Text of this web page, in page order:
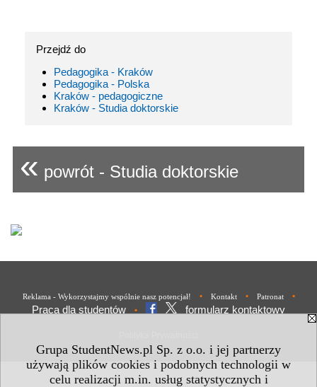
Grupa StudentNews.pl Sp. z o.o. i jej partnerzy
używają plików cookies i podobnych technologii w
celu realizacji m.in. usług statystycznych i
Przejdź do
Pedagogika - Kraków
Pedagogika - Polska
Kraków - pedagogiczne
Kraków - Studia doktorskie
« powrót - Studia doktorskie
Reklama - Wykorzystajmy wspólnie nasz potencjał! • Kontakt • Patronat •
Praca dla studentów • formularz kontaktowy